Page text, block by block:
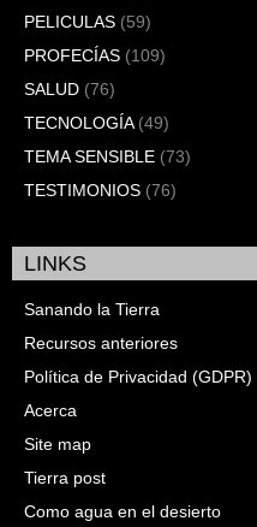
PELICULAS (59)
PROFECÍAS (109)
SALUD (76)
TECNOLOGÍA(49)
TEMA SENSIBLE (73)
TESTIMONIOS (76)
LINKS
Sanando la Tierra
Recursos anteriores
Política de Privacidad (GDPR)
Acerca
Site map
Tierra post
Como agua en el desierto